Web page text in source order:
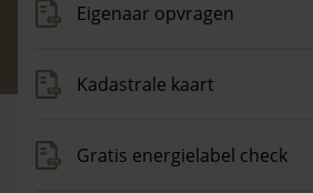
Eigenaar opvragen
Kadastrale kaart
Gratis energielabel check